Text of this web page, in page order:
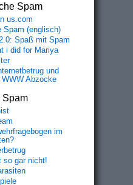
Spam
us.com
Spam (englisch)
Spaß mit Spam
i did for Mariya
und
Abzocke
Spam
im
so gar nicht!